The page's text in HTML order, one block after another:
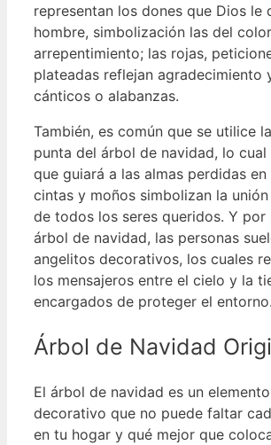
representan los dones que Dios le
hombre, simbolización las del
arrepentimiento; las rojas,
plateadas reflejan agradecimiento
cánticos o alabanzas.
También, es común que se utilice
punta del árbol de navidad, lo
que guiará a las almas perdidas
cintas y moños simbolizan la
de todos los seres queridos. Y por
árbol de navidad, las personas
angelitos decorativos, los cuales
los mensajeros entre el cielo y la
encargados de proteger el entorno.
Árbol de Navidad
El árbol de navidad es un
decorativo que no puede faltar
en tu hogar y qué mejor que